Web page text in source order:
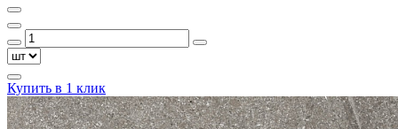
Купить в 1 клик